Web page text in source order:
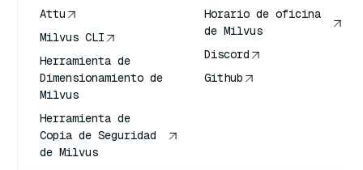
Attu
Milvus CLI
Herramienta de
Dimensionamiento de
Milvus
Herramienta de
Copia de Seguridad
de Milvus
Horario de oficina
de Milvus
Discord
Github